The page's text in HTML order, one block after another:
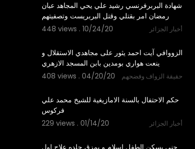
شهادة البربرفرنسي رشيد علي يحي المجاهد عبان
رمضان امر بقتلي وقتل البربريست وتصفيتهم
448 views . 10/24/20
أخبار الجزائر
الزووافي آيت احمد يثور على مجاهدي الاستقلال و
ينعت هواري بومدين بابن المسجد الازهري
408 views . 04/20/20
حقيقة الزواف وفضحهم
حكم الاحتفال بالسنة الامازيغية للشيخ محمد علي
فركوس
229 views . 01/14/20
أخبار الجزائر